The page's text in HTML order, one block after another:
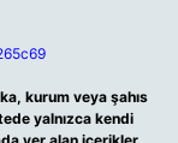
kurum veya şahıs
yalnızca kendi